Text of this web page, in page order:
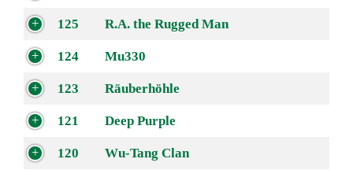
125 R.A. the Rugged Man
124 Mu330
123 Räuberhöhle
121 Deep Purple
120 Wu-Tang Clan